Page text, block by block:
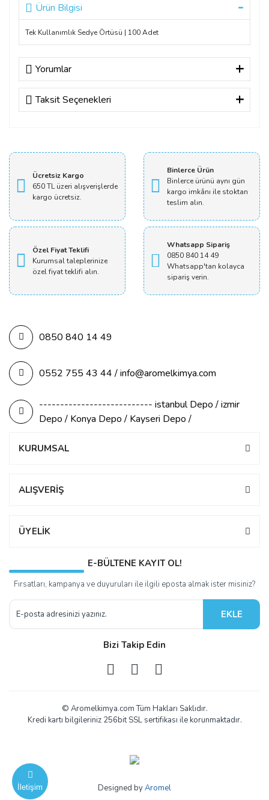
Ürün Bilgisi
Tek Kullanımlık Sedye Örtüsü | 100 Adet
Yorumlar
Bu ürüne ilk yorumu siz yapın!
Taksit Seçenekleri
İletişim
Ücretsiz Kargo
650 TL üzeri alışverişlerde
kargo ücretsiz.
Binlerce Ürün
Binlerce ürünü aynı gün
kargo imkânı ile stoktan
teslim alın.
Özel Fiyat Teklifi
Kurumsal taleplerinize
özel fiyat teklifi alın.
Whatsapp Sipariş
0850 840 14 49
Whatsapp'tan kolayca
sipariş verin.
0850 840 14 49
0552 755 43 44 / info@aromelkimya.com
--------------------------- istanbul Depo / izmir
Depo / Konya Depo / Kayseri Depo /
KURUMSAL
ALIŞVERİŞ
ÜYELİK
E-BÜLTENE KAYIT OL!
Fırsatları, kampanya ve duyuruları ile ilgili eposta almak ister misiniz?
EKLE
Bizi Takip Edin
© Aromelkimya.com Tüm Hakları Saklıdır.
Kredi kartı bilgileriniz 256bit SSL sertifikası ile korunmaktadır.
Designed byAromel